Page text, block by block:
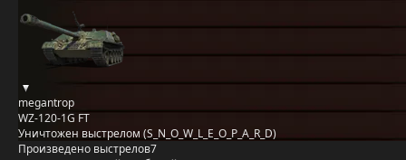
megantrop
WZ-120-1G FT
Уничтожен выстрелом (S_N_O_W_L_E_O_P_A_R_D)
Произведено выстрелов7